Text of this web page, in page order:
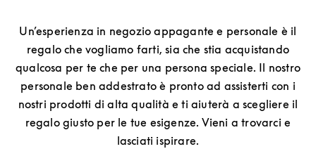
Un’esperienza in negozio appagante e personale è il
regalo che vogliamo farti, sia che stia acquistando
qualcosa per te che per una persona speciale. Il nostro
personale ben addestrato è pronto ad assisterti con i
nostri prodotti di alta qualità e ti aiuterà a scegliere il
regalo giusto per le tue esigenze. Vieni a trovarci e
lasciati ispirare.